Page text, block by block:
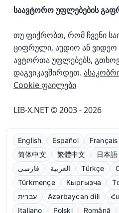
საავტორო უფლებების
თუ ფიქრობთ, რომ ჩვენი
ციფრული, აუდიო ან ვიდეო
ავტორთა უფლებებს,
დაგვიკავშირდეთ.
Cookie ფაილები
LIB-X.NET © 2003 - 2026
English Español Français
简体中文
繁體中文 日本語
فارسی
العربية Türkçe
Türkmençe
Кыргызча
עברית
Azərbaycan dili
Italiano
Polski Română